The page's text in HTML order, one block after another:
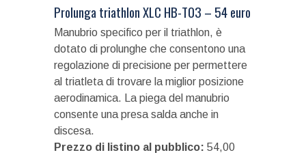
Prolunga triathlon XLC HB-T03 – 54 euro
Manubrio specifico per il triathlon, è
dotato di prolunghe che consentono una
regolazione di precisione per permettere
al triatleta di trovare la miglior posizione
aerodinamica. La piega del manubrio
consente una presa salda anche in
discesa.
Prezzo di listino al pubblico: 54,00